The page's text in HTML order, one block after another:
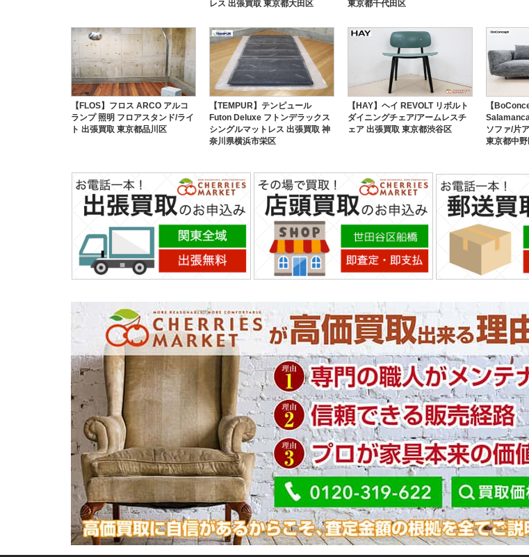
レス 出張買取 東京都大田区
東京都千代田区
【FLOS】フロス ARCO アルコ
ランプ 照明 フロアスタンド/ライ
ト 出張買取 東京都品川区
【TEMPUR】テンピュール
Futon Deluxe フトンデラックス
シングルマットレス 出張買取 神
奈川県横浜市栄区
【HAY】ヘイ REVOLT リボルト
ダイニングチェア/アームレスチ
ェア 出張買取 東京都渋谷区
【
ソファ/片
東京都中